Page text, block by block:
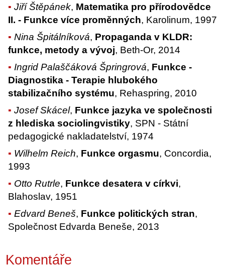
Jiří Štěpánek, Matematika pro přírodovědce
II. - Funkce více proměnných, Karolinum, 1997
Nina Špitálníková, Propaganda v KLDR:
funkce, metody a vývoj, Beth-Or, 2014
Ingrid Palaščáková Špringrová, Funkce -
Diagnostika - Terapie hlubokého
stabilizačního systému, Rehaspring, 2010
Josef Skácel, Funkce jazyka ve společnosti
z hlediska sociolingvistiky, SPN - Státní
pedagogické nakladatelství, 1974
Wilhelm Reich, Funkce orgasmu, Concordia,
1993
Otto Rutrle, Funkce desatera v církvi,
Blahoslav, 1951
Edvard Beneš, Funkce politických stran,
Společnost Edvarda Beneše, 2013
Komentáře